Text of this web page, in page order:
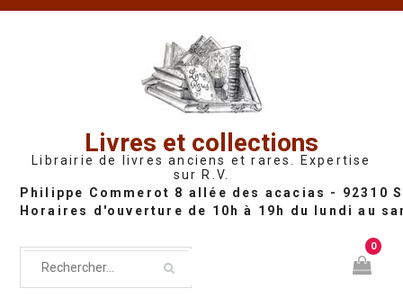
Livres et collections
Librairie de livres anciens et rares. Expertise
sur R.V.
0